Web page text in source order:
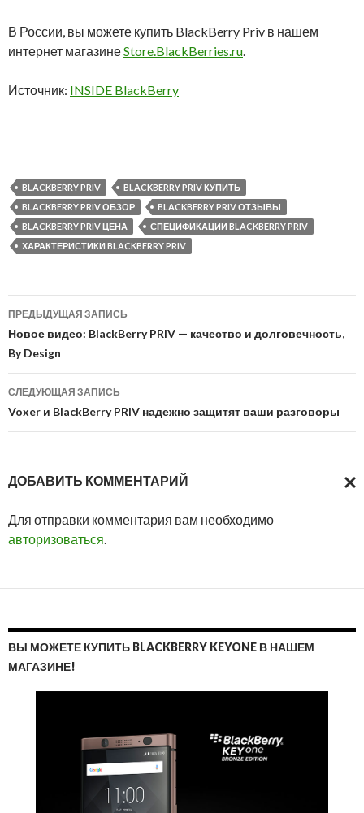
В России, вы можете купить BlackBerry Priv в нашем
интернет магазинеStore.BlackBerries.ru.
Источник: INSIDE BlackBerry
BLACKBERRY PRIV
BLACKBERRY PRIV КУПИТЬ
BLACKBERRY PRIV ОБЗОР
BLACKBERRY PRIV ОТЗЫВЫ
BLACKBERRY PRIV ЦЕНА
СПЕЦИФИКАЦИИ BLACKBERRY PRIV
ХАРАКТЕРИСТИКИ BLACKBERRY PRIV
Навигация
по
записям
ПРЕДЫДУЩАЯ ЗАПИСЬ
Новое видео: BlackBerry PRIV — качество и долговечность,
By Design
СЛЕДУЮЩАЯ ЗАПИСЬ
Voxer и BlackBerry PRIV надежно защитят ваши разговоры
ДОБАВИТЬ КОММЕНТАРИЙ
Для отправки комментария вам необходимо
авторизоваться.
ВЫ МОЖЕТЕ КУПИТЬ BLACKBERRY KEYONE В НАШЕМ
МАГАЗИНЕ!